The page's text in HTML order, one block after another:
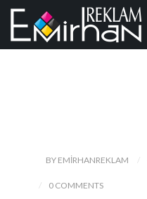
BY EMIRHANREKLAM
0 COMMENTS